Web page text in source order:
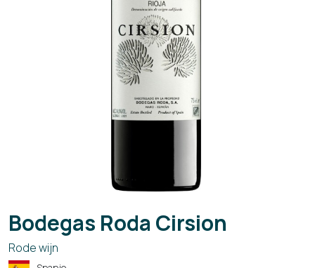
Bodegas Roda Cirsion
Rode wijn